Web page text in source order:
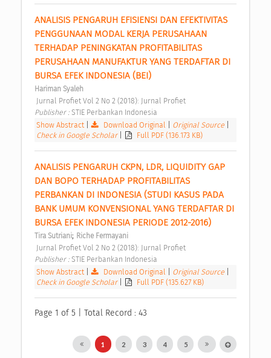
ANALISIS PENGARUH EFISIENSI DAN EFEKTIVITAS
PENGGUNAAN MODAL KERJA PERUSAHAAN
TERHADAP PENINGKATAN PROFITABILITAS
PERUSAHAAN MANUFAKTUR YANG TERDAFTAR DI
BURSA EFEK INDONESIA (BEI)
Hariman Syaleh
Jurnal Profiet Vol 2 No 2 (2018): Jurnal Profiet
Publisher : STIE Perbankan Indonesia
Show Abstract| Download Original Original Source
Check in Google Scholar
Full PDF (136.173 KB)
ANALISIS PENGARUH CKPN, LDR, LIQUIDITY GAP
DAN BOPO TERHADAP PROFITABILITAS
PERBANKAN DI INDONESIA (STUDI KASUS PADA
BANK UMUM KONVENSIONAL YANG TERDAFTAR DI
BURSA EFEK INDONESIA PERIODE 2012-2016)
Tira Sutriani; Riche Fermayani
Jurnal Profiet Vol 2 No 2 (2018): Jurnal Profiet
Publisher : STIE Perbankan Indonesia
Show Abstract| Download Original Original Source
Check in Google Scholar
Full PDF (135.627 KB)
Page 1 of 5 | Total Record : 43
1 2 3 4 5